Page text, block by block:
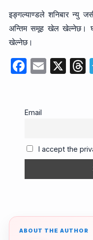
इङ्गल्याण्डले शनिबार न्यु
अन्तिम समूह खेल खेल्नेछ।
खेल्नेछ।
F
e
o
o
k
E X
Email
I accept the
ABOUT THE AUTHOR